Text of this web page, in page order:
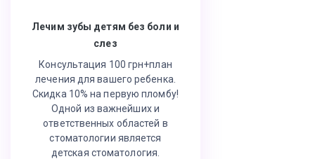
Лечим зубы детям без боли и
слез
Консультация 100 грн+план
лечения для вашего ребенка.
Скидка 10% на первую пломбу!
Одной из важнейших и
ответственных областей в
стоматологии является
детская стоматология.